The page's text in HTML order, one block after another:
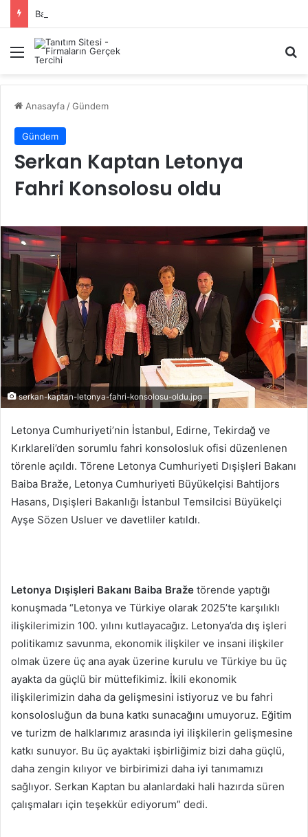
Başiskele Acil Çilingir Hizmeti İçin Doğru Adres Neresi?
Menü
Anasayfa /Gündem
Gündem
Serkan Kaptan Letonya
Fahri Konsolosu oldu
serkan-kaptan-letonya-fahri-konsolosu-oldu.jpg
Letonya Cumhuriyeti’nin İstanbul, Edirne, Tekirdağ ve
Kırklareli’den sorumlu fahri konsolosluk ofisi düzenlenen
törenle açıldı. Törene Letonya Cumhuriyeti Dışişleri Bakanı
Baiba Braže, Letonya Cumhuriyeti Büyükelçisi Bahtijors
Hasans, Dışişleri Bakanlığı İstanbul Temsilcisi Büyükelçi
Ayşe Sözen Usluer ve davetliler katıldı.
Letonya Dışişleri Bakanı Baiba Braže törende yaptığı
konuşmada “Letonya ve Türkiye olarak 2025’te karşılıklı
ilişkilerimizin 100. yılını kutlayacağız. Letonya’da dış işleri
politikamız savunma, ekonomik ilişkiler ve insani ilişkiler
olmak üzere üç ana ayak üzerine kurulu ve Türkiye bu üç
ayakta da güçlü bir müttefikimiz. İkili ekonomik
ilişkilerimizin daha da gelişmesini istiyoruz ve bu fahri
konsolosluğun da buna katkı sunacağını umuyoruz. Eğitim
ve turizm de halklarımız arasında iyi ilişkilerin gelişmesine
katkı sunuyor. Bu üç ayaktaki işbirliğimiz bizi daha güçlü,
daha zengin kılıyor ve birbirimizi daha iyi tanımamızı
sağlıyor. Serkan Kaptan bu alanlardaki hali hazırda süren
çalışmaları için teşekkür ediyorum” dedi.